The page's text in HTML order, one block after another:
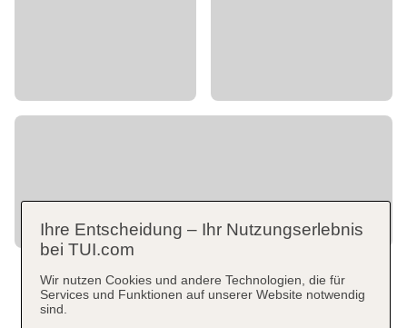
Ihre Entscheidung – Ihr Nutzungserlebnis
bei TUI.com
Wir nutzen Cookies und andere Technologien, die für
Services und Funktionen auf unserer Website notwendig
sind.